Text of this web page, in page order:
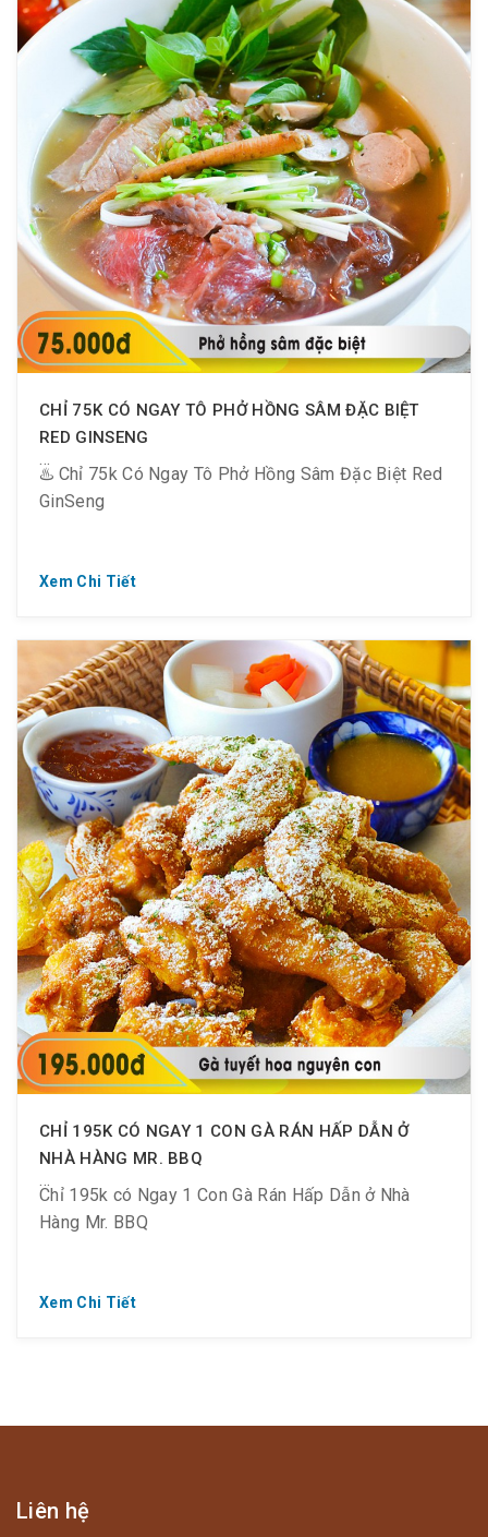
? Xem menu tại đây: bit.ly/MenuMrBBQ
CHỈ 75K CÓ NGAY TÔ PHỞ HỒNG SÂM ĐẶC BIỆT
RED GINSENG
♨️ Chỉ 75k Có Ngay Tô Phở Hồng Sâm Đặc Biệt Red
GinSeng
? 55K/ tô – phở Hồng Sâm tái/ nạm/ bò viên
? 75K/ tô – phở Hồng Sâm Đặc Biệt
?‍?‍?‍? Hồng Sâm 6 tuổi nhập từ Hàn Quốc, phù hợp
khẩu vị mọi lứa tuổi, tăng cường sức khỏe mùa dịch
nhờ hoạt chất Saponin
Xem Chi Tiết
CHỈ 195K CÓ NGAY 1 CON GÀ RÁN HẤP DẪN Ở
NHÀ HÀNG MR. BBQ
Chỉ 195k có Ngay 1 Con Gà Rán Hấp Dẫn ở Nhà
Hàng Mr. BBQ
Xem Chi Tiết
Liên hệ